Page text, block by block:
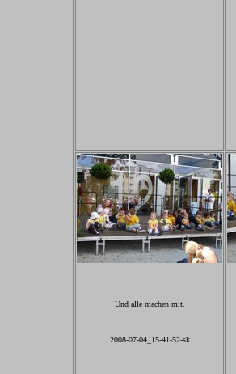
Und alle machen mit.
2008-07-04_15-41-52-sk